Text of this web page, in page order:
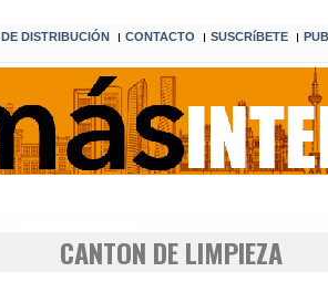
DISTRIBUCIÓN I CONTACTO I SUSCRíBETE I
CANTON DE LIMPIEZA